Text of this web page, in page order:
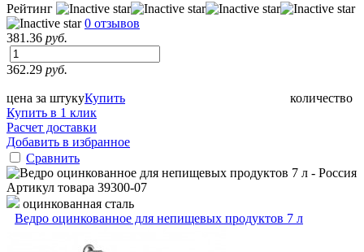
Рейтинг
0 отзывов
381.36 руб.
362.29 руб.
цена за штуку количество
Купить
Купить в 1 клик
Расчет доставки
Добавить в избранное
Сравнить
Артикул товара 39300-07
оцинкованная сталь
Ведро оцинкованное для непищевых продуктов 7 л